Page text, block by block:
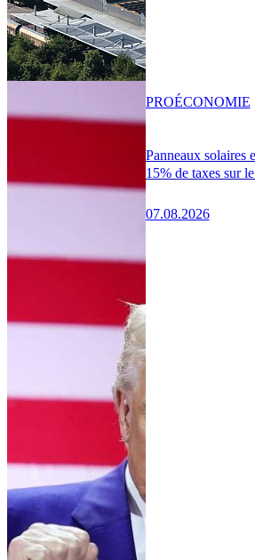
Panneaux solaires
15% de taxes sur
07.08.2026
PROÉCONOMIE